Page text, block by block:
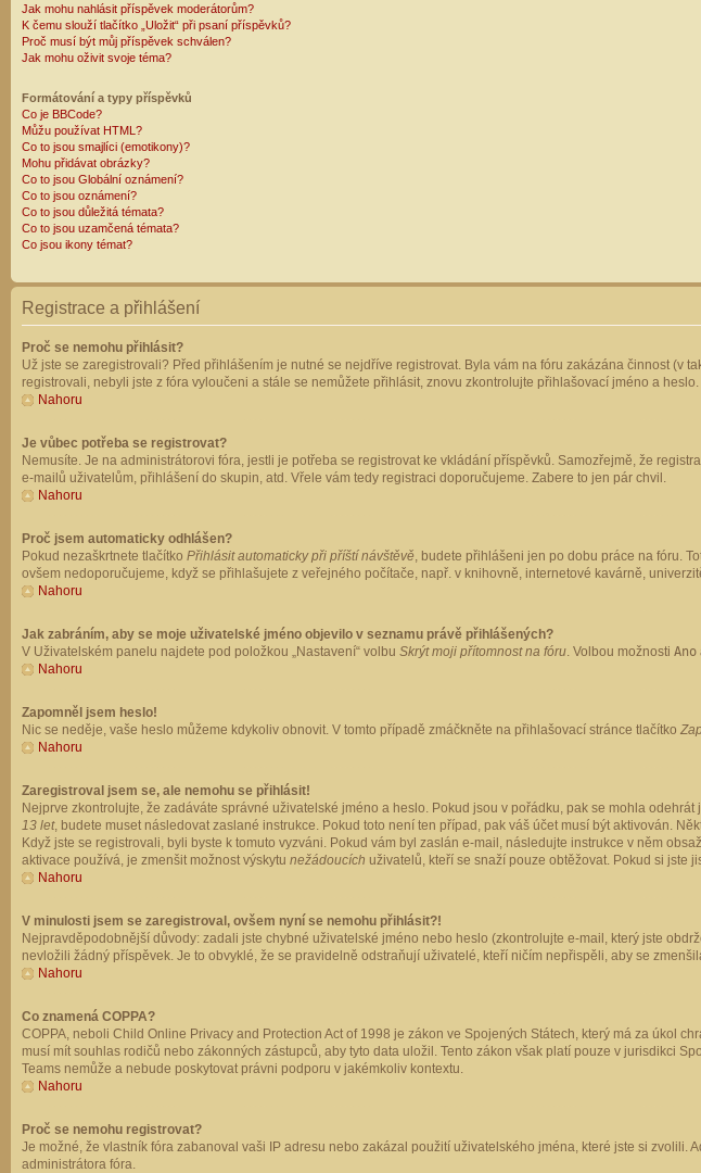
Jak mohu nahlásit příspěvek moderátorům?
K čemu slouží tlačítko „Uložit“ při psaní příspěvků?
Proč musí být můj příspěvek schválen?
Jak mohu oživit svoje téma?
Formátování a typy příspěvků
Co je BBCode?
Můžu používat HTML?
Co to jsou smajlíci (emotikony)?
Mohu přidávat obrázky?
Co to jsou Globální oznámení?
Co to jsou oznámení?
Co to jsou důležitá témata?
Co to jsou uzamčená témata?
Co jsou ikony témat?
Registrace a přihlášení
Proč se nemohu přihlásit?
Už jste se zaregistrovali? Před přihlášením je nutné se nejdříve registrovat. Byla vám na fóru zakázána činnost (v
registrovali, nebyli jste z fóra vyloučeni a stále se nemůžete přihlásit, znovu zkontrolujte přihlašovací jméno a
Nahoru
Je vůbec potřeba se registrovat?
Nemusíte. Je na administrátorovi fóra, jestli je potřeba se registrovat ke vkládání příspěvků. Samozřejmě, že
e-mailů uživatelům, přihlášení do skupin, atd. Vřele vám tedy registraci doporučujeme. Zabere to jen pár chvil.
Nahoru
Proč jsem automaticky odhlášen?
Pokud nezaškrtnete tlačítko Přihlásit automaticky při příští návštěvě, budete přihlášeni jen po dobu práce na fóru.
ovšem nedoporučujeme, když se přihlašujete z veřejného počítače, např. v knihovně, internetové kavárně,
Nahoru
Jak zabráním, aby se moje uživatelské jméno objevilo v seznamu právě přihlášených?
V Uživatelském panelu najdete pod položkou „Nastavení“ volbu Skrýt moji přítomnost na fóru. Volbou možnosti Ano
Nahoru
Zapomněl jsem heslo!
Nic se neděje, vaše heslo můžeme kdykoliv obnovit. V tomto případě zmáčkněte na přihlašovací stránce tlačítko
Nahoru
Zaregistroval jsem se, ale nemohu se přihlásit!
Nejprve zkontrolujte, že zadáváte správné uživatelské jméno a heslo. Pokud jsou v pořádku, pak se mohla
13 let, budete muset následovat zaslané instrukce. Pokud toto není ten případ, pak váš účet musí být aktivován.
Když jste se registrovali, byli byste k tomuto vyzváni. Pokud vám byl zaslán e-mail, následujte instrukce v něm
aktivace používá, je zmenšit možnost výskytu nežádoucích uživatelů, kteří se snaží pouze obtěžovat. Pokud si jste
Nahoru
V minulosti jsem se zaregistroval, ovšem nyní se nemohu přihlásit?!
Nejpravděpodobnější důvody: zadali jste chybné uživatelské jméno nebo heslo (zkontrolujte e-mail, který jste
nevložili žádný příspěvek. Je to obvyklé, že se pravidelně odstraňují uživatelé, kteří ničím nepřispěli, aby se
Nahoru
Co znamená COPPA?
COPPA, neboli Child Online Privacy and Protection Act of 1998 je zákon ve Spojených Státech, který má za úkol
musí mít souhlas rodičů nebo zákonných zástupců, aby tyto data uložil. Tento zákon však platí pouze v jurisdikci
Teams nemůže a nebude poskytovat právni podporu v jakémkoliv kontextu.
Nahoru
Proč se nemohu registrovat?
Je možné, že vlastník fóra zabanoval vaši IP adresu nebo zakázal použití uživatelského jména, které jste si
administrátora fóra.